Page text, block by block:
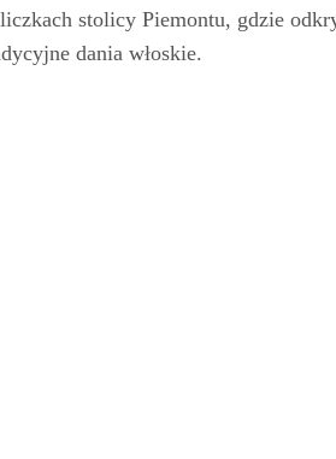
stolicy Piemontu, gdzie
dania włoskie.